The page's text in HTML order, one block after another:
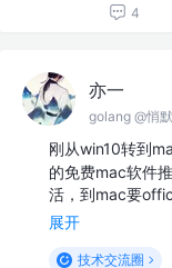
4
亦一
golang @悄
刚从win10转到
的免费mac软件
活，到mac要
展开
技术交流圈